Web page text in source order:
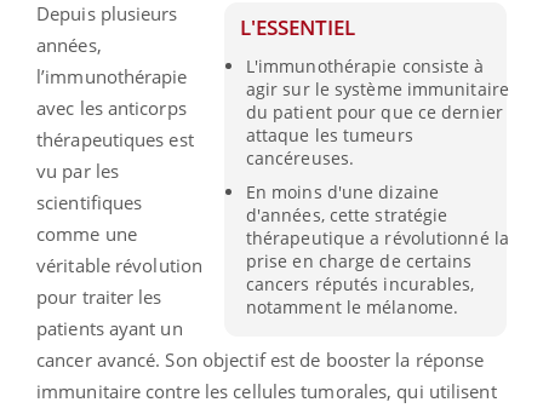
L'ESSENTIEL
L'immunothérapie consiste à
agir sur le système immunitaire
du patient pour que ce dernier
attaque les tumeurs
cancéreuses.
En moins d'une dizaine
d'années, cette stratégie
thérapeutique a révolutionné la
prise en charge de certains
cancers réputés incurables,
notamment le mélanome.
Depuis plusieurs
années,
l’immunothérapie
avec les anticorps
thérapeutiques est
vu par les
scientifiques
comme une
véritable révolution
pour traiter les
patients ayant un
cancer avancé. Son objectif est de booster la réponse
immunitaire contre les cellules tumorales, qui utilisent